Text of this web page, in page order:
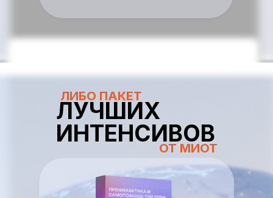
ЛУЧШИХ
ИНТЕНСИВОВ
ОТ МИОТ
ЛИБО ПАКЕТ